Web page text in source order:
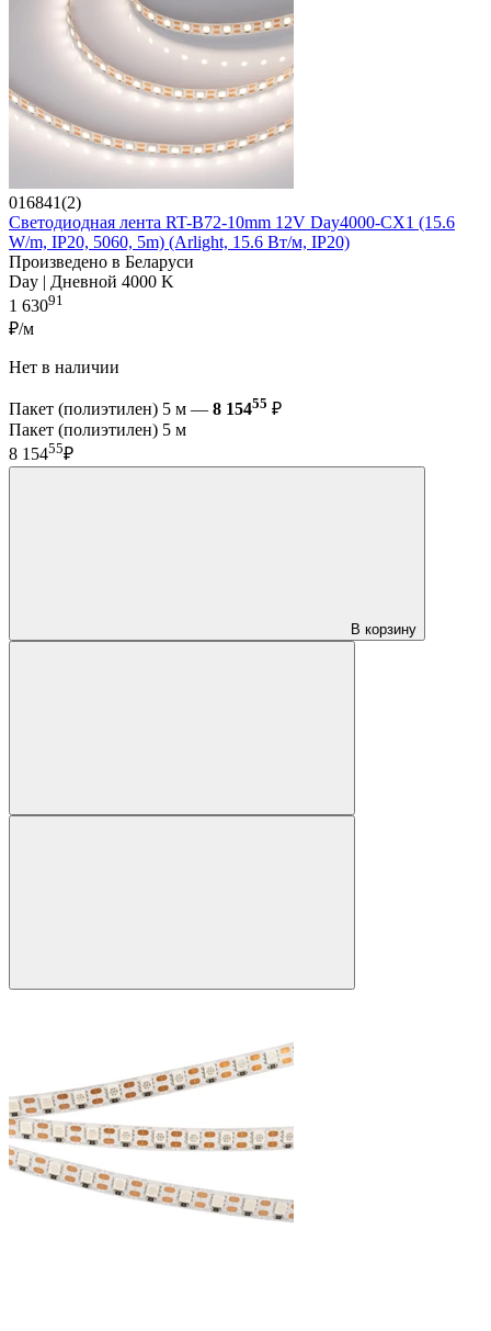
016841(2)
Светодиодная лента RT-B72-10mm 12V Day4000-CX1 (15.6
W/m, IP20, 5060, 5m) (Arlight, 15.6 Вт/м, IP20)
Произведено в Беларуси
Day | Дневной 4000 K
1 63091
₽/м
Нет в наличии
Пакет (полиэтилен) 5 м — 8 15455 ₽
Пакет (полиэтилен) 5 м
8 15455₽
В корзину